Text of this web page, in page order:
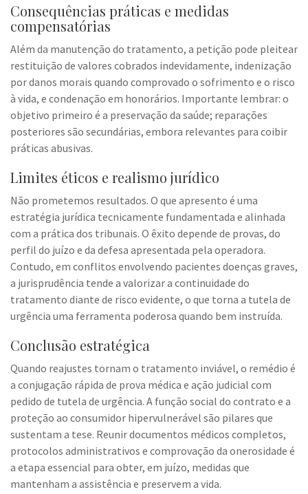
Consequências práticas e medidas
compensatórias
Além da manutenção do tratamento, a petição pode pleitear
restituição de valores cobrados indevidamente, indenização
por danos morais quando comprovado o sofrimento e o risco
à vida, e condenação em honorários. Importante lembrar: o
objetivo primeiro é a preservação da saúde; reparações
posteriores são secundárias, embora relevantes para coibir
práticas abusivas.
Limites éticos e realismo jurídico
Não prometemos resultados. O que apresento é uma
estratégia jurídica tecnicamente fundamentada e alinhada
com a prática dos tribunais. O êxito depende de provas, do
perfil do juízo e da defesa apresentada pela operadora.
Contudo, em conflitos envolvendo pacientes doenças graves,
a jurisprudência tende a valorizar a continuidade do
tratamento diante de risco evidente, o que torna a tutela de
urgência uma ferramenta poderosa quando bem instruída.
Conclusão estratégica
Quando reajustes tornam o tratamento inviável, o remédio é
a conjugação rápida de prova médica e ação judicial com
pedido de tutela de urgência. A função social do contrato e a
proteção ao consumidor hipervulnerável são pilares que
sustentam a tese. Reunir documentos médicos completos,
protocolos administrativos e comprovação da onerosidade é
a etapa essencial para obter, em juízo, medidas que
mantenham a assistência e preservem a vida.